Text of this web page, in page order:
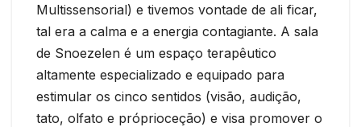
Multissensorial) e tivemos vontade de ali ficar,
tal era a calma e a energia contagiante. A sala
de Snoezelen é um espaço terapêutico
altamente especializado e equipado para
estimular os cinco sentidos (visão, audição,
tato, olfato e próprioceção) e visa promover o